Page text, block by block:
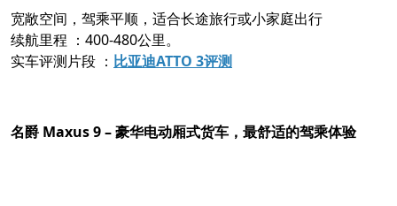
宽敞空间，驾乘平顺，适合长途旅行或小家庭出行
续航里程 ：400-480公里。
实车评测片段 ： 比亚迪ATTO 3评测
名爵 Maxus 9 – 豪华电动厢式货车，最舒适的驾乘体验